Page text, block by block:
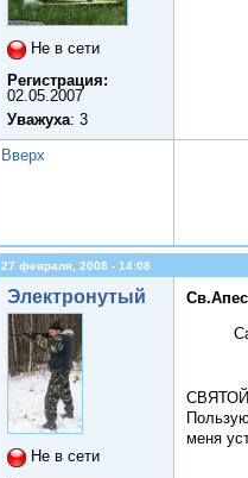
Не в сети
Регистрация:
02.05.2007
Уважуха: 3
Вверх
27 февраля, 2008 - 14:08
Электронутый
Не в сети
СВЯТОЙ,
меня